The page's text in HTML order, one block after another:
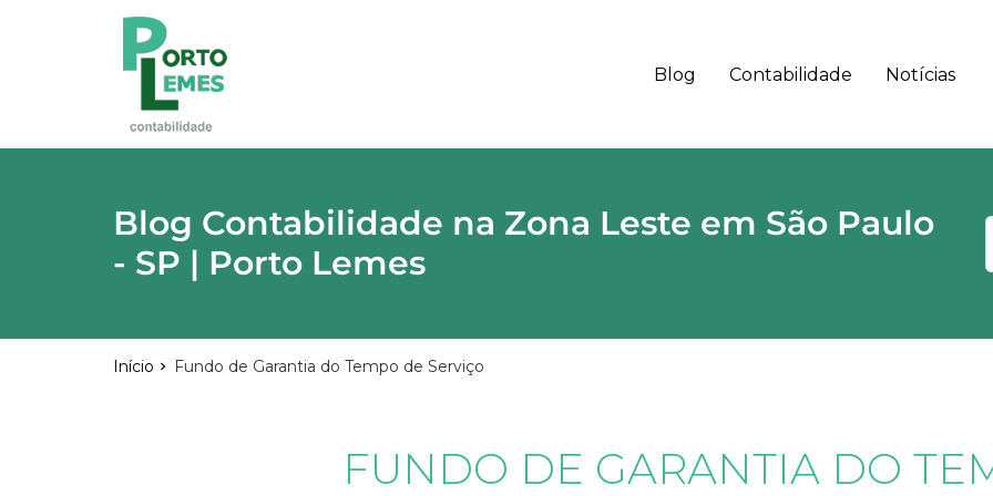
Blog Contabilidade Notícias
Blog Contabilidade na Zona Leste em São Paulo
- SP | Porto Lemes
Início Fundo de Garantia do Tempo de Serviço
reply
phone (11) 2015-4955
email
Deixe sua Mensagem
FUNDO DE GARANTIA DO